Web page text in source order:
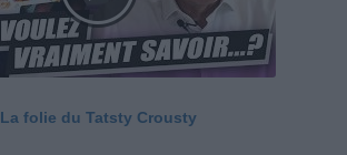
La folie du Tatsty Crousty